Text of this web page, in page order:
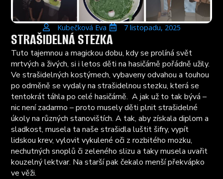
Kubečková Eva 7 listopadu, 2025
STRAŠIDELNÁ STEZKA
Tuto tajemnou a magickou dobu, kdy se prolíná svět
mrtvých a živých, si i letos děti na hasičárně pořádně užily.
Ve strašidelných kostýmech, vybaveny odvahou a touhou
po odměně se vydaly na strašidelnou stezku, která se
tentokrát táhla po celé hasičárně. A jak už to tak bývá –
nic není zadarmo – proto musely děti plnit strašidelné
úkoly na různých stanovištích. A tak, aby získala diplom a
sladkost, musela ta naše strašidla luštit šifry, vypít
lidskou krev, vylovit vykulené oči z rozbitého mozku,
nechutných snoplů či zeleného slizu a taky musela uvařit
kouzelný lektvar. Na starší pak čekalo menší překvápko
ve věži.